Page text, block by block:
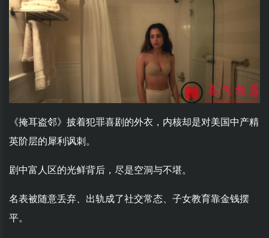
《掩耳盗邻》披着犯罪喜剧的外衣，内核却是对美国中产精
英阶层的犀利讽刺。
剧中富人区的光鲜背后，尽是空洞与不堪。
名表被随意丢弃、出轨成了社交常态、子女教育靠金钱摆
平。